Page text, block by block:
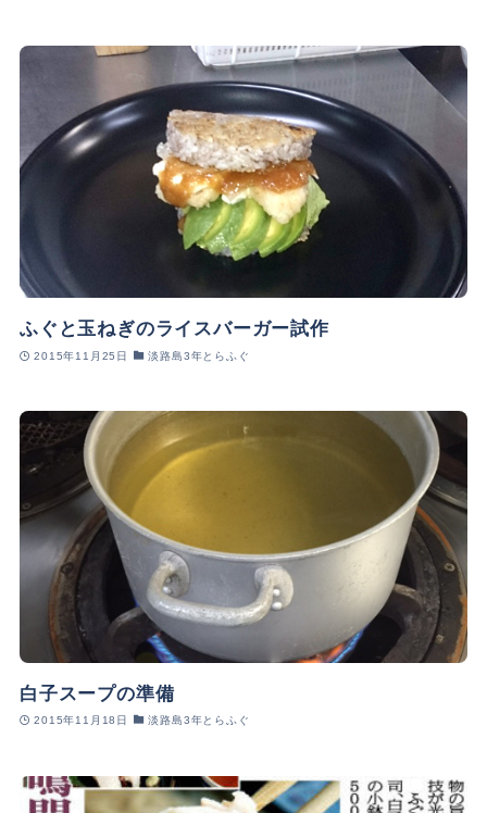
ふぐと玉ねぎのライスバーガー試作
2015年11月25日 淡路島3年とらふぐ
白子スープの準備
2015年11月18日 淡路島3年とらふぐ